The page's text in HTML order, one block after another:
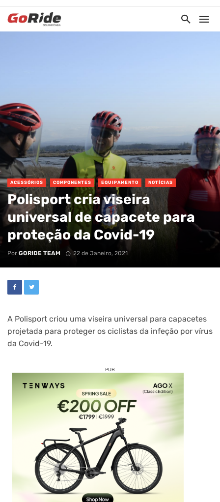
ACESSÓRIOS COMPONENTES EQUIPAMENTO NOTÍCIAS
Polisport cria viseira
universal de capacete para
proteção da Covid-19
Por GORIDE TEAM 22 de Janeiro, 2021
A Polisport criou uma viseira universal para capacetes
projetada para proteger os ciclistas da infeção por vírus
da Covid-19.
PUB